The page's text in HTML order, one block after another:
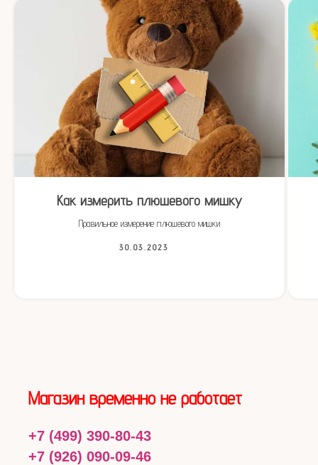
Как измерить плюшевого мишку
Правильное измерение плюшевого мишки
30.03.2023
Магазин временно не работает
+7 (499) 390-80-43
+7 (926) 090-09-46